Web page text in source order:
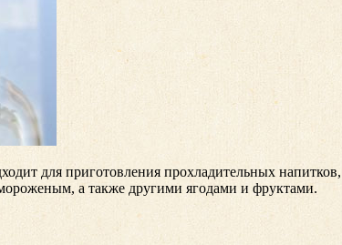
для приготовления прохладительных
а также другими ягодами и фруктами.